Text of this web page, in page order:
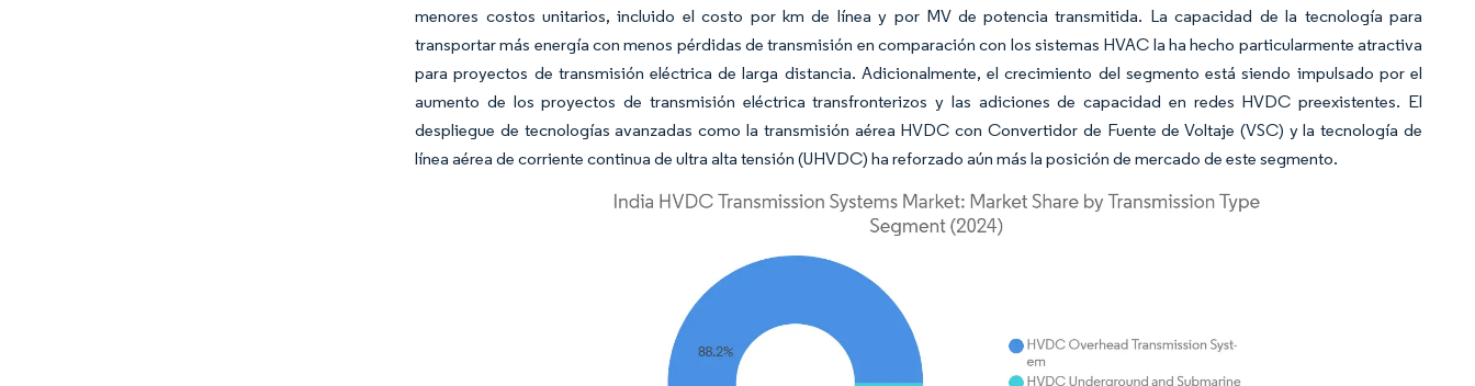
menores costos unitarios, incluido el costo por km de línea y por MV de potencia transmitida. La capacidad de la tecnología para
transportar más energía con menos pérdidas de transmisión en comparación con los sistemas HVAC la ha hecho particularmente atractiva
para proyectos de transmisión eléctrica de larga distancia. Adicionalmente, el crecimiento del segmento está siendo impulsado por el
aumento de los proyectos de transmisión eléctrica transfronterizos y las adiciones de capacidad en redes HVDC preexistentes. El
despliegue de tecnologías avanzadas como la transmisión aérea HVDC con Convertidor de Fuente de Voltaje (VSC) y la tecnología de
línea aérea de corriente continua de ultra alta tensión (UHVDC) ha reforzado aún más la posición de mercado de este segmento.